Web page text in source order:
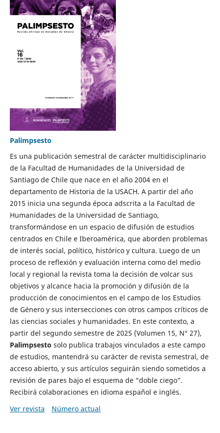
Palimpsesto
Es una publicación semestral de carácter multidisciplinario
de la Facultad de Humanidades de la Universidad de
Santiago de Chile que nace en el año 2004 en el
departamento de Historia de la USACH. A partir del año
2015 inicia una segunda época adscrita a la Facultad de
Humanidades de la Universidad de Santiago,
transformándose en un espacio de difusión de estudios
centrados en Chile e Iberoamérica, que aborden problemas
de interés social, político, histórico y cultura. Luego de un
proceso de reflexión y evaluación interna como del medio
local y regional la revista toma la decisión de volcar sus
objetivos y alcance hacia la promoción y difusión de la
producción de conocimientos en el campo de los Estudios
de Género y sus intersecciones con otros campos críticos de
las ciencias sociales y humanidades. En este contexto, a
partir del segundo semestre de 2025 (Volumen 15, N° 27),
Palimpsesto solo publica trabajos vinculados a este campo
de estudios, mantendrá su carácter de revista semestral, de
acceso abierto, y sus artículos seguirán siendo sometidos a
revisión de pares bajo el esquema de “doble ciego”.
Recibirá colaboraciones en idioma español e inglés.
Ver revista
Número actual